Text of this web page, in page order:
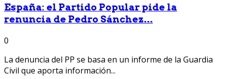
España: el Partido Popular pide la
renuncia de Pedro Sánchez...
0
La denuncia del PP se basa en un informe de la Guardia
Civil que aporta información...